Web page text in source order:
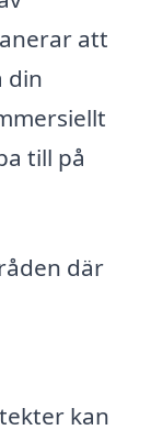
att
din
till på
där
kan